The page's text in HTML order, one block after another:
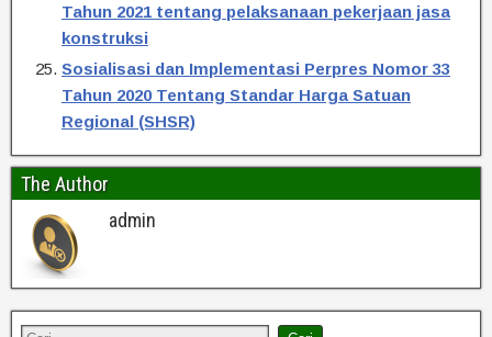
Tahun 2021 tentang pelaksanaan pekerjaan jasa
konstruksi
Sosialisasi dan Implementasi Perpres Nomor 33
Tahun 2020 Tentang Standar Harga Satuan
Regional (SHSR)
The Author
admin